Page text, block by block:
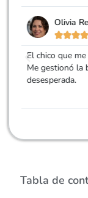
Pedro

Gracias Adity
un seguro
Tabla de